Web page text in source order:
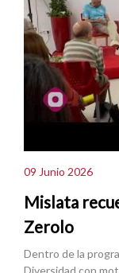
09 Junio 2026
Mislata
Zerolo
Dentro de la
Diversidad con